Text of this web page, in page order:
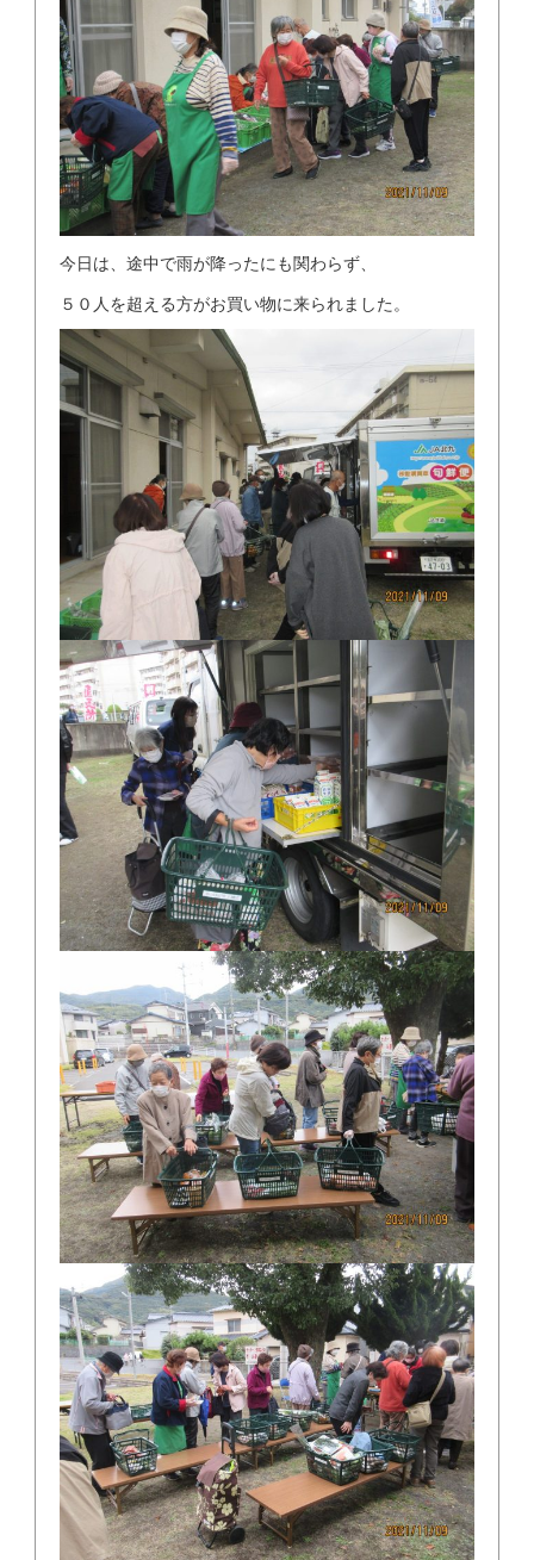
今日は、途中で雨が降ったにも関わらず、
５０人を超える方がお買い物に来られました。